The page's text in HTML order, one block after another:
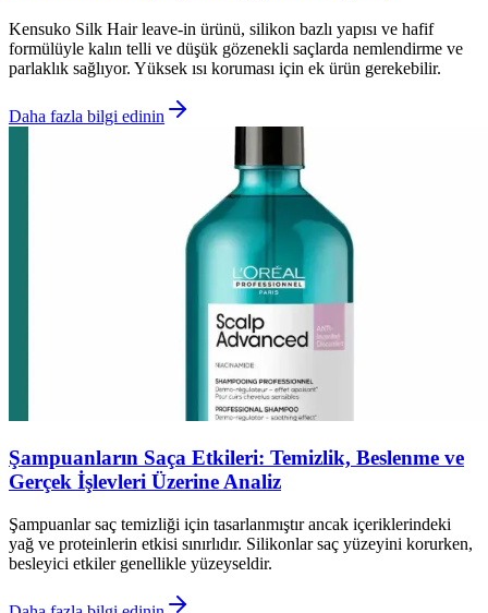
Kensuko Silk Hair leave-in ürünü, silikon bazlı yapısı ve hafif
formülüyle kalın telli ve düşük gözenekli saçlarda nemlendirme ve
parlaklık sağlıyor. Yüksek ısı koruması için ek ürün gerekebilir.
Daha fazla bilgi edinin
Şampuanların Saça Etkileri: Temizlik, Beslenme ve
Gerçek İşlevleri Üzerine Analiz
Şampuanlar saç temizliği için tasarlanmıştır ancak içeriklerindeki
yağ ve proteinlerin etkisi sınırlıdır. Silikonlar saç yüzeyini korurken,
besleyici etkiler genellikle yüzeyseldir.